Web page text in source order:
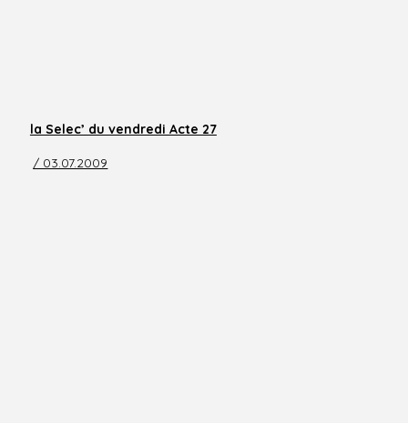
la Selec’ du vendredi Acte 27
/ 03.07.2009